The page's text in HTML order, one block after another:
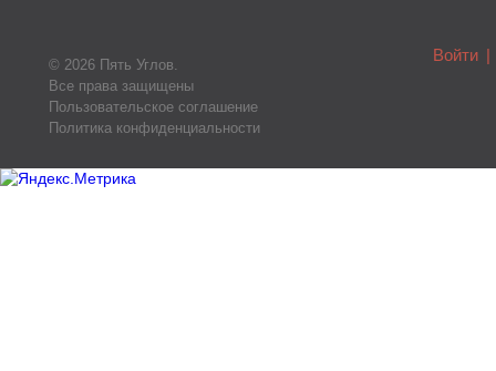
© 2026 Пять Углов.
Все права защищены
Пользовательское соглашение
Политика конфиденциальности
Войти